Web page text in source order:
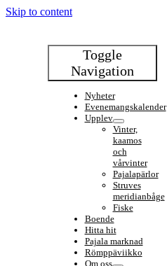
Skip to content
Toggle
Navigation
Nyheter
Evenemangskalender
Upplev
Vinter,
kaamos
och
vårvinter
Pajalapärlor
Struves
meridianbåge
Fiske
Boende
Hitta hit
Pajala marknad
Römppäviikko
Om oss